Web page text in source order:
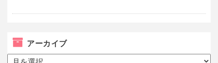
アーカイブ
ア